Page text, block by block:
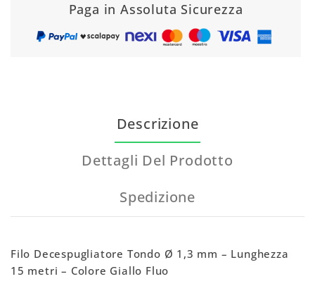
Paga in Assoluta Sicurezza
Descrizione
Dettagli Del Prodotto
Spedizione
Filo Decespugliatore Tondo Ø 1,3 mm – Lunghezza
15 metri – Colore Giallo Fluo